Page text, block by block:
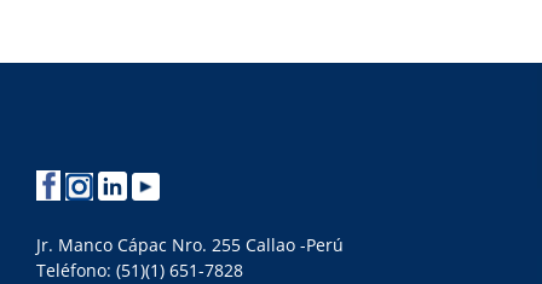
Jr. Manco Cápac Nro. 255 Callao -Perú
Teléfono: (51)(1) 651-7828